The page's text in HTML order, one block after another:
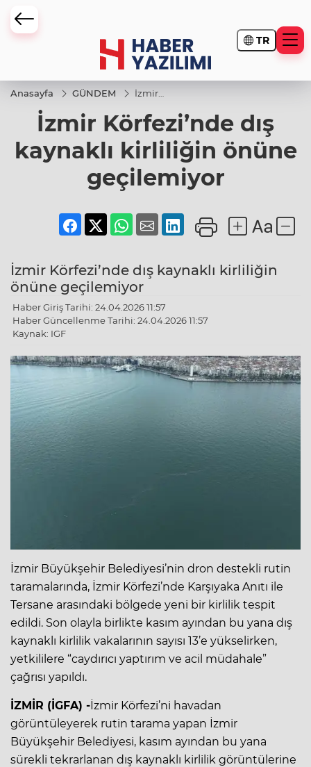
TR
Anasayfa GÜNDEM
İzmir
dış kaynaklı
kirliliğin
geçilemiyor
İzmir Körfezi’nde dış
kaynaklı kirliliğin önüne
geçilemiyor
İzmir Körfezi’nde dış kaynaklı kirliliğin
önüne geçilemiyor
Haber Giriş Tarihi: 24.04.2026 11:57
Haber Güncellenme Tarihi: 24.04.2026 11:57
Kaynak: IGF
İzmir Büyükşehir Belediyesi’nin dron destekli rutin
taramalarında, İzmir Körfezi’nde Karşıyaka Anıtı ile
Tersane arasındaki bölgede yeni bir kirlilik tespit
edildi. Son olayla birlikte kasım ayından bu yana dış
kaynaklı kirlilik vakalarının sayısı 13’e yükselirken,
yetkililere “caydırıcı yaptırım ve acil müdahale”
çağrısı yapıldı.
İZMİR (İGFA) -İzmir Körfezi’ni havadan
görüntüleyerek rutin tarama yapan İzmir
Büyükşehir Belediyesi, kasım ayından bu yana
sürekli tekrarlanan dış kaynaklı kirlilik görüntülerine